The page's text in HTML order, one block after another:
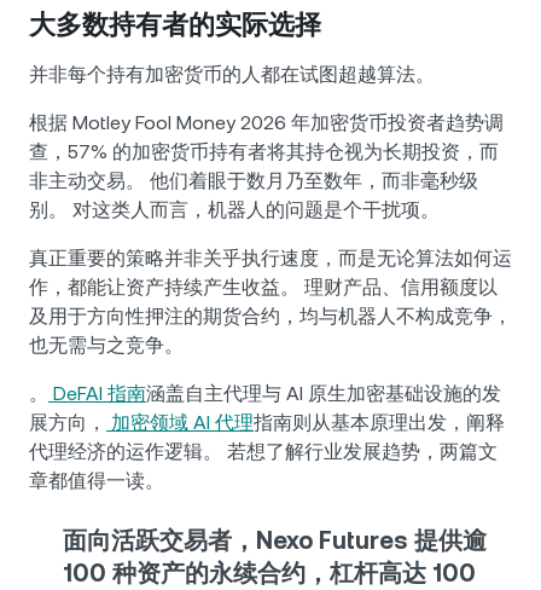
大多数持有者的实际选择
并非每个持有加密货币的人都在试图超越算法。
根据 Motley Fool Money 2026 年加密货币投资者趋势调
查，57% 的加密货币持有者将其持仓视为长期投资，而
非主动交易。 他们着眼于数月乃至数年，而非毫秒级
别。 对这类人而言，机器人的问题是个干扰项。
真正重要的策略并非关乎执行速度，而是无论算法如何运
作，都能让资产持续产生收益。 理财产品、信用额度以
及用于方向性押注的期货合约，均与机器人不构成竞争，
也无需与之竞争。
。 DeFAI 指南涵盖自主代理与 AI 原生加密基础设施的发
展方向，
加密领域 AI 代理指南则从基本原理出发，阐释
代理经济的运作逻辑。 若想了解行业发展趋势，两篇文
章都值得一读。
面向活跃交易者，Nexo Futures 提供逾
100 种资产的永续合约，杠杆高达 100